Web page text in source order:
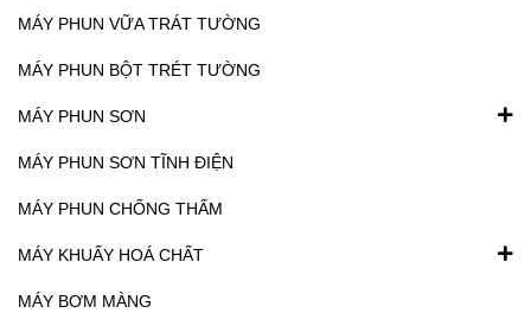
MÁY PHUN VỮA TRÁT TƯỜNG
MÁY PHUN BỘT TRÉT TƯỜNG
MÁY PHUN SƠN
MÁY PHUN SƠN TĨNH ĐIỆN
MÁY PHUN CHỐNG THẤM
MÁY KHUẤY HOÁ CHẤT
MÁY BƠM MÀNG